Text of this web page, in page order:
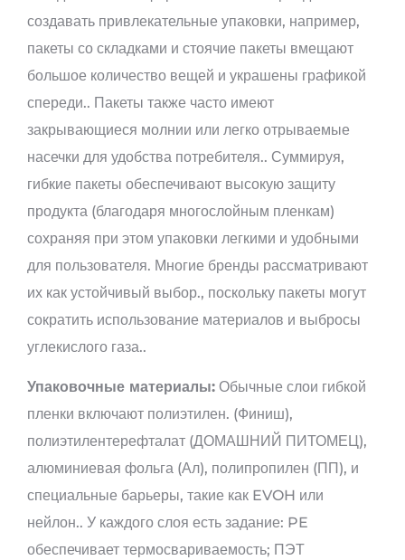
создавать привлекательные упаковки, например,
пакеты со складками и стоячие пакеты вмещают
большое количество вещей и украшены графикой
спереди.. Пакеты также часто имеют
закрывающиеся молнии или легко отрываемые
насечки для удобства потребителя.. Суммируя,
гибкие пакеты обеспечивают высокую защиту
продукта (благодаря многослойным пленкам)
сохраняя при этом упаковки легкими и удобными
для пользователя. Многие бренды рассматривают
их как устойчивый выбор., поскольку пакеты могут
сократить использование материалов и выбросы
углекислого газа..
Упаковочные материалы: Обычные слои гибкой
пленки включают полиэтилен. (Финиш),
полиэтилентерефталат (ДОМАШНИЙ ПИТОМЕЦ),
алюминиевая фольга (Ал), полипропилен (ПП), и
специальные барьеры, такие как EVOH или
нейлон.. У каждого слоя есть задание: PE
обеспечивает термосвариваемость; ПЭТ